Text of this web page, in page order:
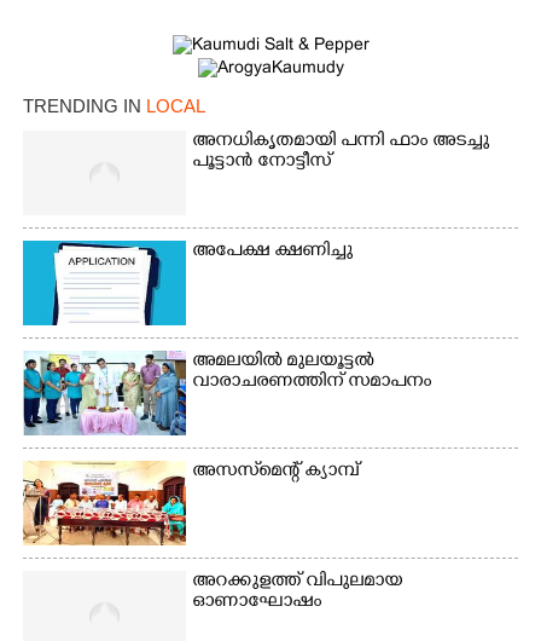
TRENDING IN LOCAL
അനധികൃതമായി പന്നി ഫാം അടച്ചു
പൂട്ടാൻ നോട്ടീസ്
അപേക്ഷ ക്ഷണിച്ചു
അമലയിൽ മുലയൂട്ടൽ
വാരാചരണത്തിന് സമാപനം
അസസ്‌മെന്റ് ക്യാമ്പ്
അറക്കുളത്ത് വിപുലമായ
ഓണാഘോഷം
Share this link